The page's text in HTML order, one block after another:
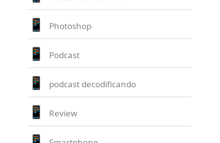
Photoshop
Podcast
podcast decodificando
Review